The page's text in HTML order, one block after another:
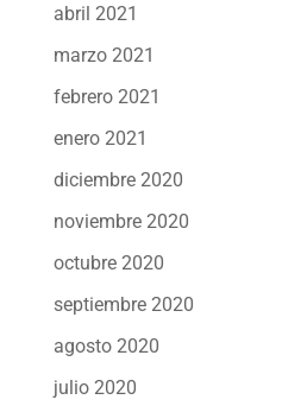
abril 2021
marzo 2021
febrero 2021
enero 2021
diciembre 2020
noviembre 2020
octubre 2020
septiembre 2020
agosto 2020
julio 2020